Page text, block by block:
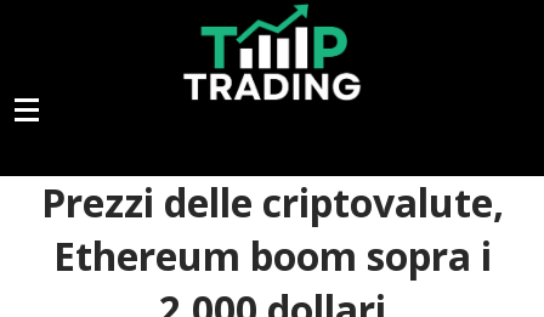
Prezzi delle criptovalute,
Ethereum boom sopra i